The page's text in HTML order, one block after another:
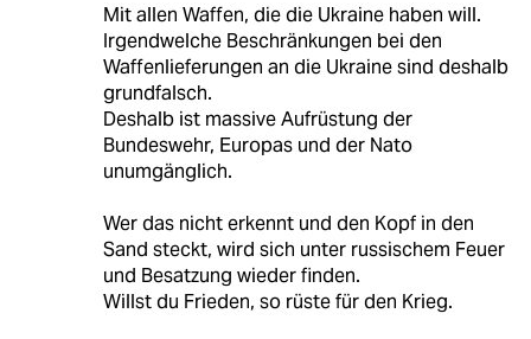
Mit allen Waffen, die die Ukraine haben will.
Irgendwelche Beschränkungen bei den
Waffenlieferungen an die Ukraine sind deshalb
grundfalsch.
Deshalb ist massive Aufrüstung der
Bundeswehr, Europas und der Nato
unumgänglich.
Wer das nicht erkennt und den Kopf in den
Sand steckt, wird sich unter russischem Feuer
und Besatzung wieder finden.
Willst du Frieden, so rüste für den Krieg.